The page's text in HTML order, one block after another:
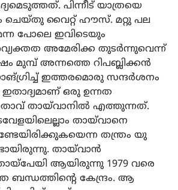
പിന്നീട് യാത്രയെ
ചെയ്തു വൈറ്റ് ഹൗസ്. മറ്റു പല
പോലെ ഇവിടെയും
അമേരിക്ക തുടർന്നുവെന്ന്
മുമ്പ് അന്നത്തെ റിപബ്ലിക്കൻ
ഇത്തരമൊരു സന്ദർശനം
ഒരു ഉന്നത
തായ്‌വാനിൽ എത്തുന്നത്.
തായ്‌വാനെ
തന്ത്രം യു
തായ്‌വാൻ
ആയിരുന്നു 1979 വരെ
കേന്ദ്രം. ആ